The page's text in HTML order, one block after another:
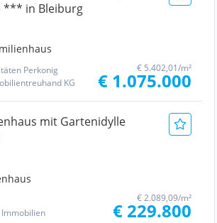
*** in Bleiburg
Perkonig
KG
€ 5.402,01/m²
€ 1.075.000
mit Gartenidylle
Immobilien
€ 2.089,09/m²
€ 229.800